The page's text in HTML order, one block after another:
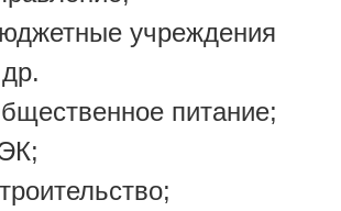
учреждения
питание;